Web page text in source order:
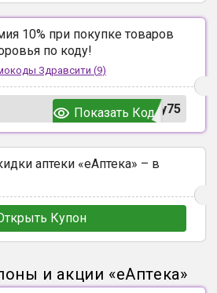
10% при покупке товаров
по коду!
Здравсити (9)
y75
Показать Код
аптеки «еАптека» – в
Купон
и акции «еАптека»